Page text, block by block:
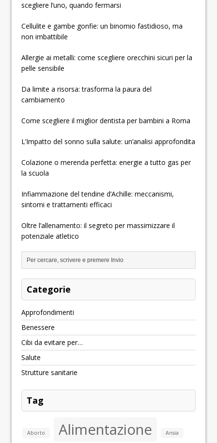
scegliere l’uno, quando fermarsi
Cellulite e gambe gonfie: un binomio fastidioso, ma
non imbattibile
Allergie ai metalli: come scegliere orecchini sicuri per la
pelle sensibile
Da limite a risorsa: trasforma la paura del
cambiamento
Come scegliere il miglior dentista per bambini a Roma
L’Impatto del sonno sulla salute: un’analisi approfondita
Colazione o merenda perfetta: energie a tutto gas per
la scuola
Infiammazione del tendine d’Achille: meccanismi,
sintomi e trattamenti efficaci
Oltre l’allenamento: il segreto per massimizzare il
potenziale atletico
Categorie
Approfondimenti
Benessere
Cibi da evitare per…
Salute
Strutture sanitarie
Tag
Aborto Alimentazione Ansia